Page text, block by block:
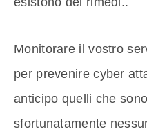
Monitorare il vostro
per prevenire cyber
anticipo quelli che
sfortunatamente